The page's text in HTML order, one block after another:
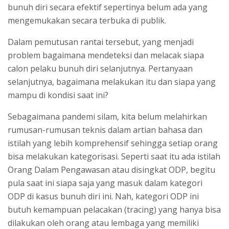
bunuh diri secara efektif sepertinya belum ada yang
mengemukakan secara terbuka di publik.
Dalam pemutusan rantai tersebut, yang menjadi
problem bagaimana mendeteksi dan melacak siapa
calon pelaku bunuh diri selanjutnya. Pertanyaan
selanjutnya, bagaimana melakukan itu dan siapa yang
mampu di kondisi saat ini?
Sebagaimana pandemi silam, kita belum melahirkan
rumusan-rumusan teknis dalam artian bahasa dan
istilah yang lebih komprehensif sehingga setiap orang
bisa melakukan kategorisasi. Seperti saat itu ada istilah
Orang Dalam Pengawasan atau disingkat ODP, begitu
pula saat ini siapa saja yang masuk dalam kategori
ODP di kasus bunuh diri ini. Nah, kategori ODP ini
butuh kemampuan pelacakan (tracing) yang hanya bisa
dilakukan oleh orang atau lembaga yang memiliki